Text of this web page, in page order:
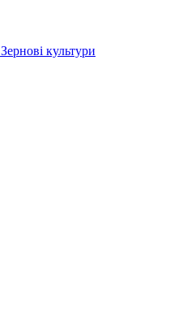
Зернові культури